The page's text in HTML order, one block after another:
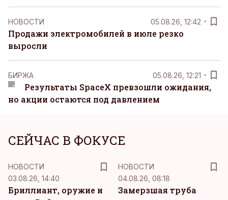
НОВОСТИ 05.08.26, 12:42
Продажи электромобилей в июле резко
выросли
БИРЖА 05.08.26, 12:21
Результаты SpaceX превзошли ожидания,
но акции остаются под давлением
СЕЙЧАС В ФОКУСЕ
НОВОСТИ
03.08.26, 14:40
Бриллиант, оружие и
НОВОСТИ
04.08.26, 08:18
Замерзшая труба